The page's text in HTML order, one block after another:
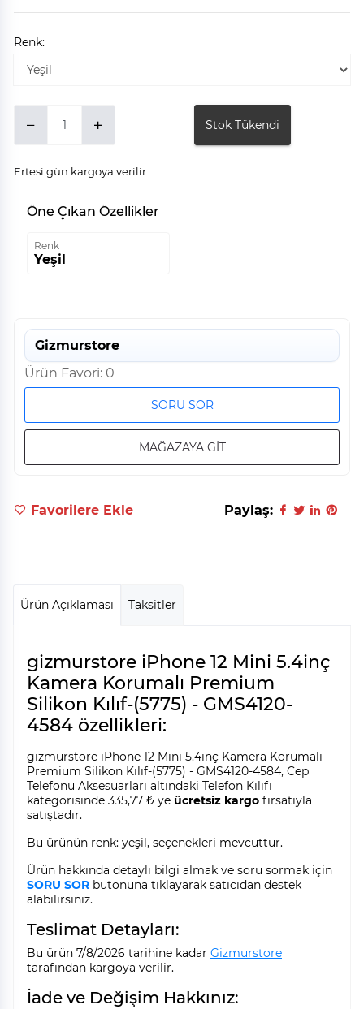
Renk:
Stok Tükendi
Ertesi gün kargoya verilir.
Öne Çıkan Özellikler
Renk
Yeşil
Gizmurstore
Ürün Favori: 0
SORU SOR
MAĞAZAYA GİT
Favorilere Ekle Paylaş:
Ürün Açıklaması Taksitler
gizmurstore iPhone 12 Mini 5.4inç
Kamera Korumalı Premium
Silikon Kılıf-(5775) - GMS4120-
4584 özellikleri:
gizmurstore iPhone 12 Mini 5.4inç Kamera Korumalı
Premium Silikon Kılıf-(5775) - GMS4120-4584, Cep
Telefonu Aksesuarları altındaki Telefon Kılıfı
kategorisinde 335,77 ₺ ye ücretsiz kargo fırsatıyla
satıştadır.
Bu ürünün renk: yeşil, seçenekleri mevcuttur.
Ürün hakkında detaylı bilgi almak ve soru sormak için
SORU SOR butonuna tıklayarak satıcıdan destek
alabilirsiniz.
Teslimat Detayları:
Bu ürün 7/8/2026 tarihine kadar Gizmurstore
tarafından kargoya verilir.
İade ve Değişim Hakkınız: